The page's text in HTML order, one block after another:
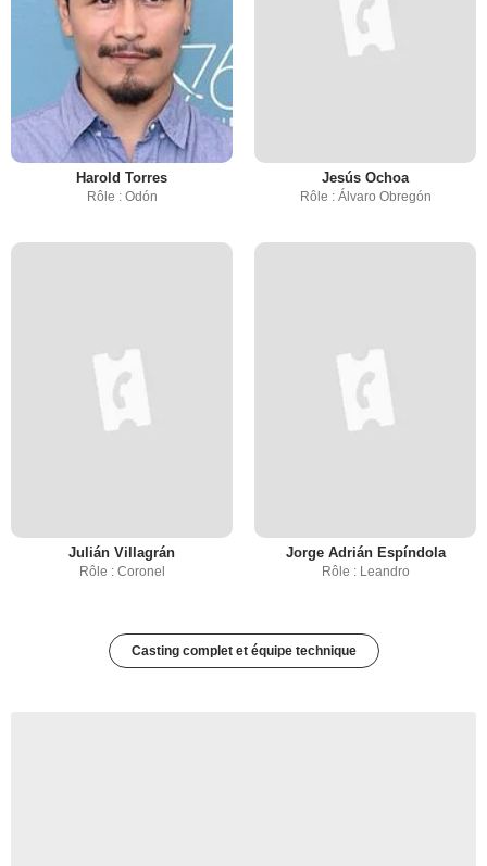
Harold Torres
Rôle : Odón
Jesús Ochoa
Rôle : Álvaro Obregón
Julián Villagrán
Rôle : Coronel
Jorge Adrián Espíndola
Rôle : Leandro
Casting complet et équipe technique